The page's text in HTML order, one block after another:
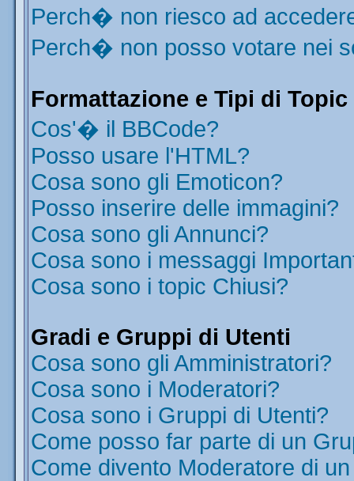
Perch� non riesco ad
Perch� non posso votare nei
Formattazione e Tipi di Topic
Cos'� il BBCode?
Posso usare l'HTML?
Cosa sono gli Emoticon?
Posso inserire delle immagini?
Cosa sono gli Annunci?
Cosa sono i messaggi
Cosa sono i topic Chiusi?
Gradi e Gruppi di Utenti
Cosa sono gli Amministratori?
Cosa sono i Moderatori?
Cosa sono i Gruppi di Utenti?
Come posso far parte di un
Come divento Moderatore di